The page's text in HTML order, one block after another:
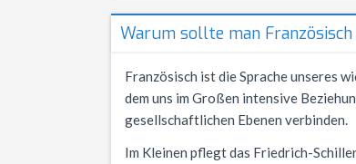
Warum sollte man Französisch
Französisch ist die Sprache unseres
dem uns im Großen intensive
gesellschaftlichen Ebenen verbinden.
Im Kleinen pflegt das Friedrich-